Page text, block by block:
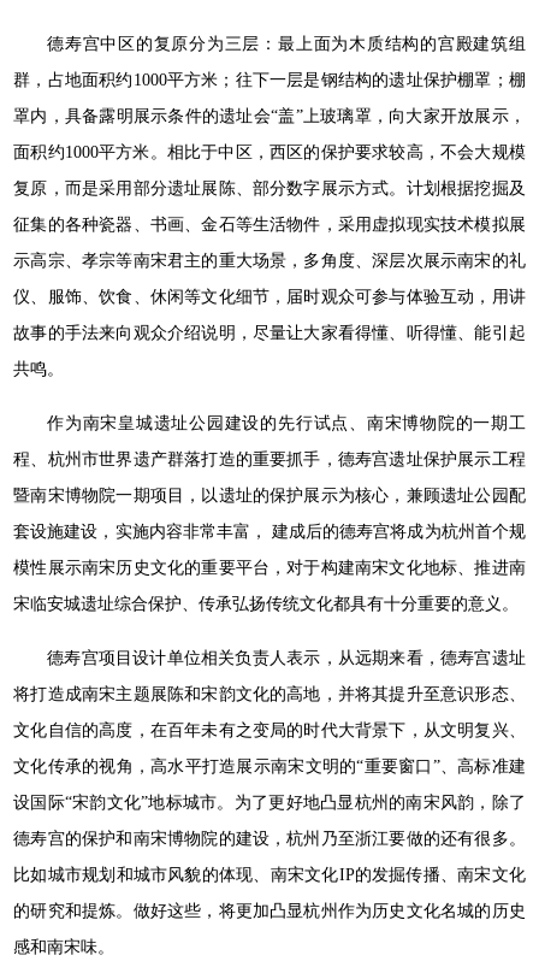
德寿宫中区的复原分为三层：最上面为木质结构的宫殿建筑组
群，占地面积约1000平方米；往下一层是钢结构的遗址保护棚罩；棚
罩内，具备露明展示条件的遗址会“盖”上玻璃罩，向大家开放展示，
面积约1000平方米。相比于中区，西区的保护要求较高，不会大规模
复原，而是采用部分遗址展陈、部分数字展示方式。计划根据挖掘及
征集的各种瓷器、书画、金石等生活物件，采用虚拟现实技术模拟展
示高宗、孝宗等南宋君主的重大场景，多角度、深层次展示南宋的礼
仪、服饰、饮食、休闲等文化细节，届时观众可参与体验互动，用讲
故事的手法来向观众介绍说明，尽量让大家看得懂、听得懂、能引起
共鸣。
作为南宋皇城遗址公园建设的先行试点、南宋博物院的一期工
程、杭州市世界遗产群落打造的重要抓手，德寿宫遗址保护展示工程
暨南宋博物院一期项目，以遗址的保护展示为核心，兼顾遗址公园配
套设施建设，实施内容非常丰富， 建成后的德寿宫将成为杭州首个规
模性展示南宋历史文化的重要平台，对于构建南宋文化地标、推进南
宋临安城遗址综合保护、传承弘扬传统文化都具有十分重要的意义。
德寿宫项目设计单位相关负责人表示，从远期来看，德寿宫遗址
将打造成南宋主题展陈和宋韵文化的高地，并将其提升至意识形态、
文化自信的高度，在百年未有之变局的时代大背景下，从文明复兴、
文化传承的视角，高水平打造展示南宋文明的“重要窗口”、高标准建
设国际“宋韵文化”地标城市。为了更好地凸显杭州的南宋风韵，除了
德寿宫的保护和南宋博物院的建设，杭州乃至浙江要做的还有很多。
比如城市规划和城市风貌的体现、南宋文化IP的发掘传播、南宋文化
的研究和提炼。做好这些，将更加凸显杭州作为历史文化名城的历史
感和南宋味。